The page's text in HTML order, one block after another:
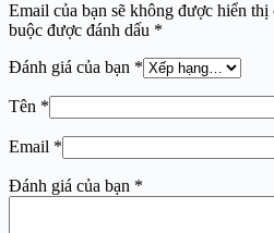
Email của bạn sẽ không được hiển thị
buộc được đánh dấu *
Đánh giá của bạn *
Tên *
Email *
Đánh giá của bạn *